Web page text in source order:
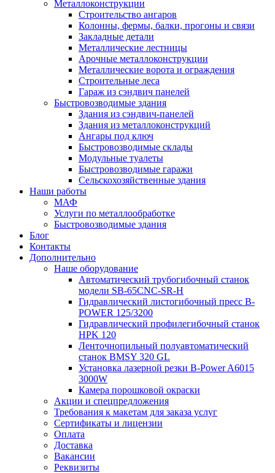
Металлоконструкции
Строительство ангаров
Колонны, фермы, балки, прогоны и связи
Закладные детали
Металлические лестницы
Арочные металлоконструкции
Металлические ворота и ограждения
Строительные леса
Гараж из сэндвич панелей
Быстровозводимые здания
Здания из сэндвич-панелей
Здания из металлоконструкций
Ангары под ключ
Быстровозводимые склады
Модульные туалеты
Быстровозводимые гаражи
Сельскохозяйственные здания
Наши работы
МАФ
Услуги по металлообработке
Быстровозводимые здания
Блог
Контакты
Дополнительно
Наше оборудование
Автоматический трубогибочный станок
модели SB-65CNC-SR-H
Гидравлический листогибочный пресс B-
POWER 125/3200
Гидравлический профилегибочный станок
HPK 120
Ленточнопильный полуавтоматический
станок BMSY 320 GL
Установка лазерной резки B-Power A6015
3000W
Камера порошковой окраски
Акции и спецпредложения
Требования к макетам для заказа услуг
Сертификаты и лицензии
Оплата
Доставка
Вакансии
Реквизиты